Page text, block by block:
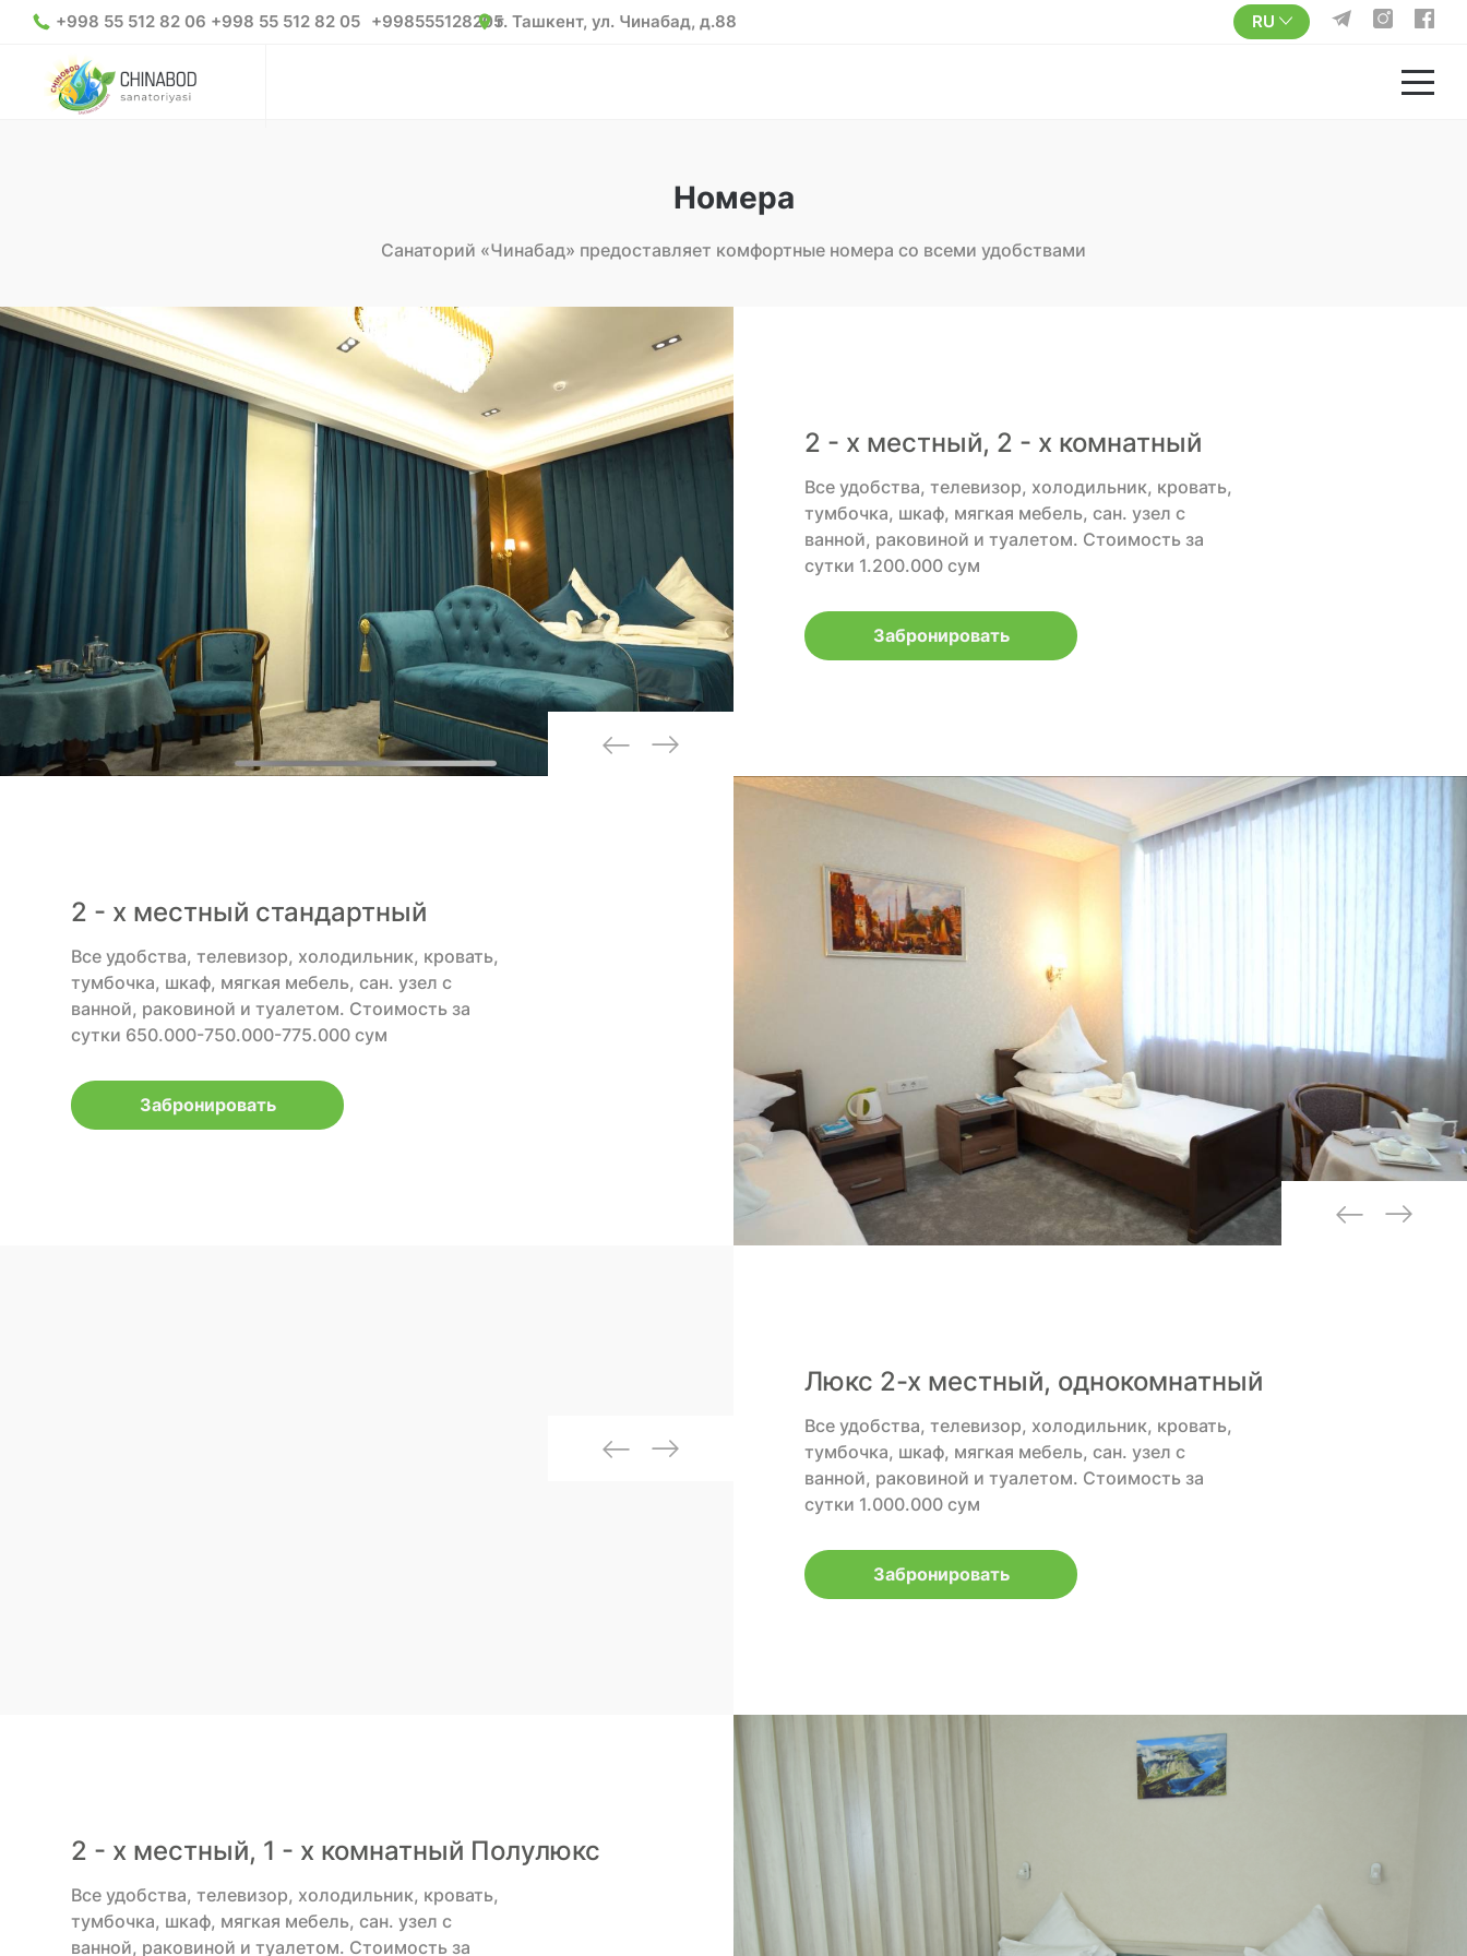
+998 55 512 82 06 +998 55 512 82 05 +998555128205г. Ташкент, ул. Чинабад, д.88 RU
Номера
Санаторий «Чинабад» предоставляет комфортные номера со всеми удобствами
2 - х местный, 2 - х комнатный
Все удобства, телевизор, холодильник, кровать,
тумбочка, шкаф, мягкая мебель, сан. узел с
ванной, раковиной и туалетом. Cтоимость за
сутки 1.200.000 сум
Забронировать
2 - х местный стандартный
Все удобства, телевизор, холодильник, кровать,
тумбочка, шкаф, мягкая мебель, сан. узел с
ванной, раковиной и туалетом. Cтоимость за
сутки 650.000-750.000-775.000 сум
Забронировать
Люкс 2-х местный, однокомнатный
Все удобства, телевизор, холодильник, кровать,
тумбочка, шкаф, мягкая мебель, сан. узел с
ванной, раковиной и туалетом. Cтоимость за
сутки 1.000.000 сум
Забронировать
2 - х местный, 1 - х комнатный Полулюкс
Все удобства, телевизор, холодильник, кровать,
тумбочка, шкаф, мягкая мебель, сан. узел с
ванной, раковиной и туалетом. Cтоимость за